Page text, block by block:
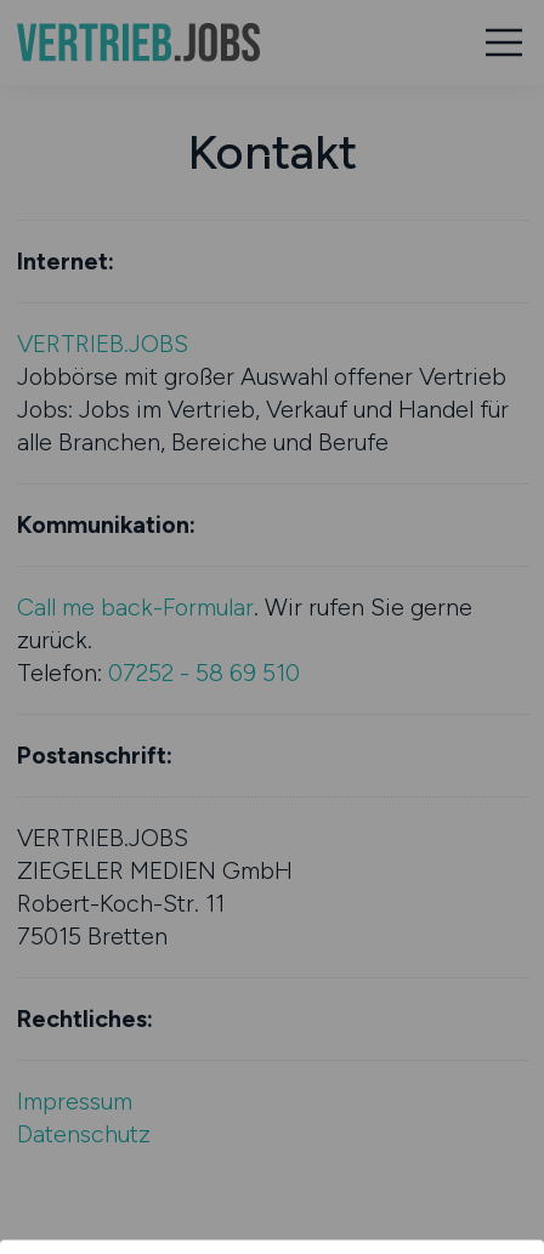
Kontakt
Internet:
VERTRIEB.JOBS
Jobbörse mit großer Auswahl offener Vertrieb
Jobs: Jobs im Vertrieb, Verkauf und Handel für
alle Branchen, Bereiche und Berufe
Kommunikation:
Call me back-Formular. Wir rufen Sie gerne
zurück.
Telefon: 07252 - 58 69 510
Postanschrift:
VERTRIEB.JOBS
ZIEGELER MEDIEN GmbH
Robert-Koch-Str. 11
75015 Bretten
Rechtliches:
Impressum
Datenschutz